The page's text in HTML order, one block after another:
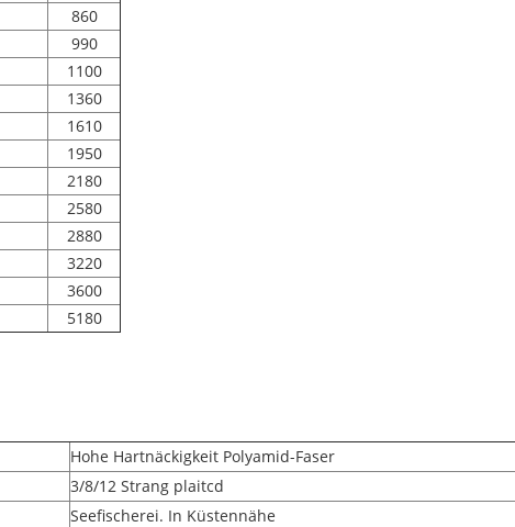
860
990
1100
1360
1610
1950
2180
2580
2880
3220
3600
5180
Hohe Hartnäckigkeit Polyamid-Faser
3/8/12 Strang plaitcd
Seefischerei. In Küstennähe